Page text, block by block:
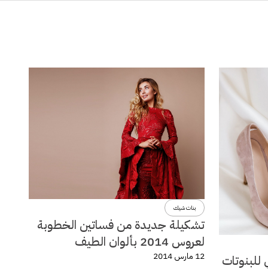
بنات شيك
تشكيلة جديدة من فساتين الخطوبة
لعروس 2014 بألوان الطيف
12 مارس 2014